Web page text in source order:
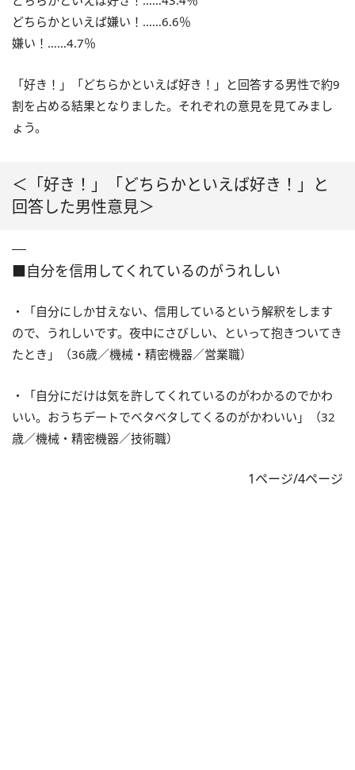
どちらかといえば嫌い！……6.6％
嫌い！……4.7％
「好き！」「どちらかといえば好き！」と回答する男性で約9
割を占める結果となりました。それぞれの意見を見てみまし
ょう。
＜「好き！」「どちらかといえば好き！」と
回答した男性意見＞
■自分を信用してくれているのがうれしい
・「自分にしか甘えない、信用しているという解釈をします
ので、うれしいです。夜中にさびしい、といって抱きついてき
たとき」（36歳／機械・精密機器／営業職）
・「自分にだけは気を許してくれているのがわかるのでかわ
いい。おうちデートでベタベタしてくるのがかわいい」（32
歳／機械・精密機器／技術職）
1ページ/4ページ